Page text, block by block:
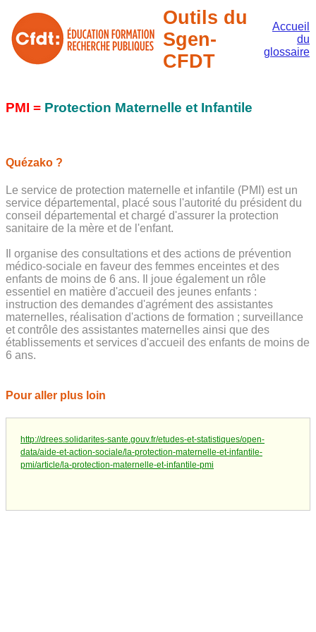
Outils du
Sgen-
CFDT
Accueil
du
glossaire
PMI = Protection Maternelle et Infantile
Quézako ?
Le service de protection maternelle et infantile (PMI) est un
service départemental, placé sous l'autorité du président du
conseil départemental et chargé d'assurer la protection
sanitaire de la mère et de l'enfant.
Il organise des consultations et des actions de prévention
médico-sociale en faveur des femmes enceintes et des
enfants de moins de 6 ans. Il joue également un rôle
essentiel en matière d'accueil des jeunes enfants :
instruction des demandes d'agrément des assistantes
maternelles, réalisation d'actions de formation ; surveillance
et contrôle des assistantes maternelles ainsi que des
établissements et services d'accueil des enfants de moins de
6 ans.
Pour aller plus loin
http://drees.solidarites-sante.gouv.fr/etudes-et-statistiques/open-
data/aide-et-action-sociale/la-protection-maternelle-et-infantile-
pmi/article/la-protection-maternelle-et-infantile-pmi